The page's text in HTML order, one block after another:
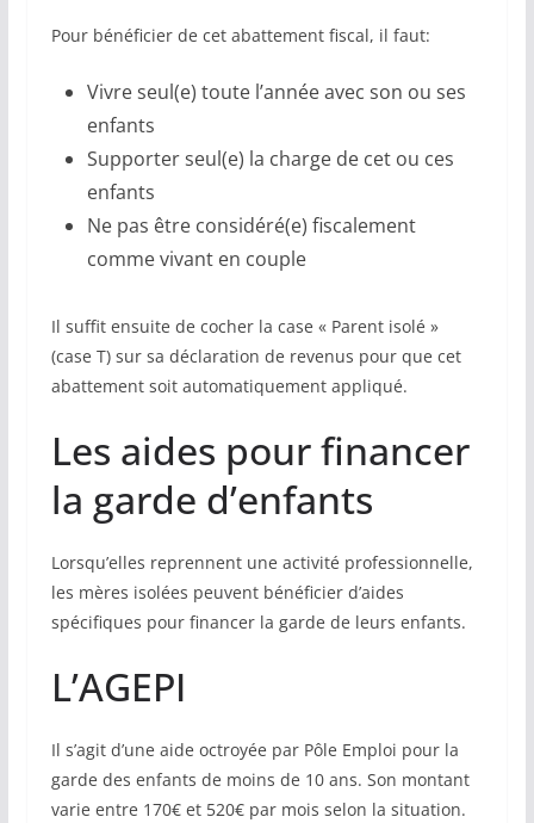
Pour bénéficier de cet abattement fiscal, il faut:
Vivre seul(e) toute l’année avec son ou ses
enfants
Supporter seul(e) la charge de cet ou ces
enfants
Ne pas être considéré(e) fiscalement
comme vivant en couple
Il suffit ensuite de cocher la case « Parent isolé »
(case T) sur sa déclaration de revenus pour que cet
abattement soit automatiquement appliqué.
Les aides pour financer
la garde d’enfants
Lorsqu’elles reprennent une activité professionnelle,
les mères isolées peuvent bénéficier d’aides
spécifiques pour financer la garde de leurs enfants.
L’AGEPI
Il s’agit d’une aide octroyée par Pôle Emploi pour la
garde des enfants de moins de 10 ans. Son montant
varie entre 170€ et 520€ par mois selon la situation.